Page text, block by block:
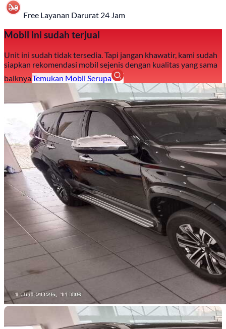
Free Layanan Darurat 24 Jam
Mobil ini sudah terjual
Unit ini sudah tidak tersedia. Tapi jangan khawatir, kami sudah
siapkan rekomendasi mobil sejenis dengan kualitas yang sama
baiknya.Temukan Mobil Serupa